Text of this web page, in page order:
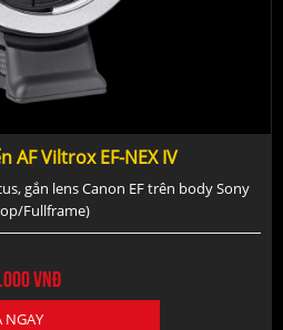
AF Viltrox EF-NEX IV
gắn lens Canon EF trên body Sony
Fullframe)
vnđ
NGAY